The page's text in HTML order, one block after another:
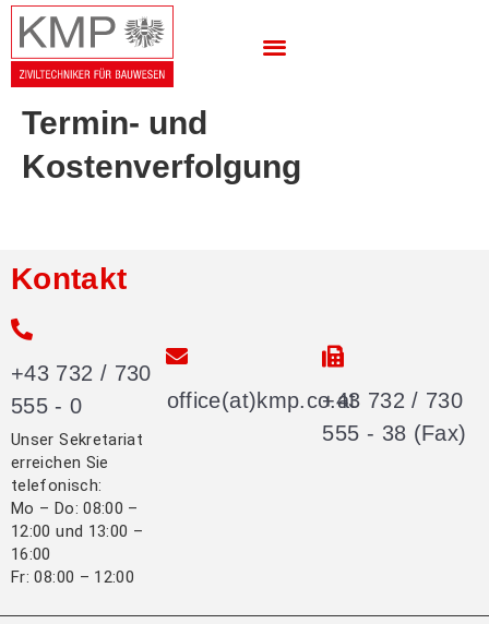
Termin- und
Kostenverfolgung
Kontakt
+43 732 / 730
555 - 0
Unser Sekretariat
erreichen Sie
telefonisch:
Mo – Do: 08:00 –
12:00 und 13:00 –
16:00
Fr: 08:00 – 12:00
office(at)kmp.co.at+43 732 / 730
555 - 38 (Fax)